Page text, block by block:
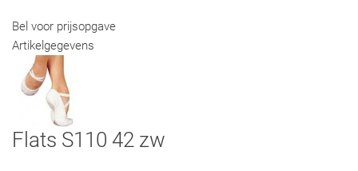
Bel voor prijsopgave
Artikelgegevens
Flats S110 42 zw